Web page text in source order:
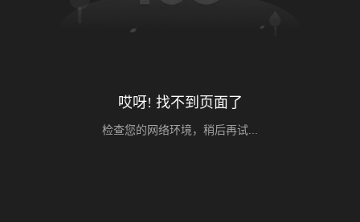
哎呀! 找不到页面了
检查您的网络环境，稍后再试...